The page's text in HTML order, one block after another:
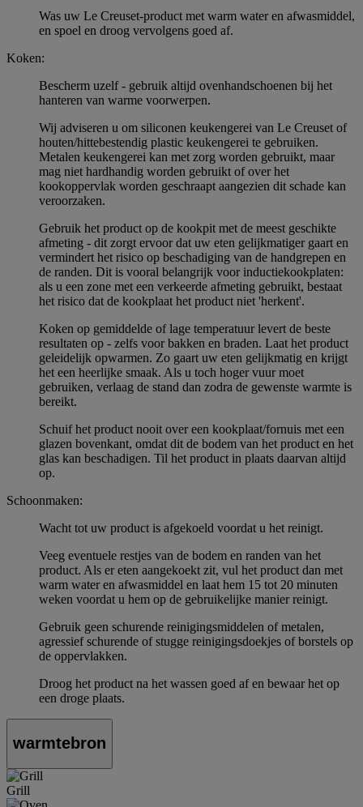
Was uw Le Creuset-product met warm water en afwasmiddel,
en spoel en droog vervolgens goed af.
Koken:
Bescherm uzelf - gebruik altijd ovenhandschoenen bij het
hanteren van warme voorwerpen.
Wij adviseren u om siliconen keukengerei van Le Creuset of
houten/hittebestendig plastic keukengerei te gebruiken.
Metalen keukengerei kan met zorg worden gebruikt, maar
mag niet hardhandig worden gebruikt of over het
kookoppervlak worden geschraapt aangezien dit schade kan
veroorzaken.
Gebruik het product op de kookpit met de meest geschikte
afmeting - dit zorgt ervoor dat uw eten gelijkmatiger gaart en
vermindert het risico op beschadiging van de handgrepen en
de randen. Dit is vooral belangrijk voor inductiekookplaten:
als u een zone met een verkeerde afmeting gebruikt, bestaat
het risico dat de kookplaat het product niet 'herkent'.
Koken op gemiddelde of lage temperatuur levert de beste
resultaten op - zelfs voor bakken en braden. Laat het product
geleidelijk opwarmen. Zo gaart uw eten gelijkmatig en krijgt
het een heerlijke smaak. Als u toch hoger vuur moet
gebruiken, verlaag de stand dan zodra de gewenste warmte is
bereikt.
Schuif het product nooit over een kookplaat/fornuis met een
glazen bovenkant, omdat dit de bodem van het product en het
glas kan beschadigen. Til het product in plaats daarvan altijd
op.
Schoonmaken:
Wacht tot uw product is afgekoeld voordat u het reinigt.
Veeg eventuele restjes van de bodem en randen van het
product. Als er eten aangekoekt zit, vul het product dan met
warm water en afwasmiddel en laat hem 15 tot 20 minuten
weken voordat u hem op de gebruikelijke manier reinigt.
Gebruik geen schurende reinigingsmiddelen of metalen,
agressief schurende of stugge reinigingsdoekjes of borstels op
de oppervlakken.
Droog het product na het wassen goed af en bewaar het op
een droge plaats.
warmtebron
Grill